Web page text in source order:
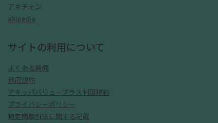
アキチャン
akipedia
サイトの利用について
よくある質問
利用規約
アキッパバリュープラス利用規約
プライバシーポリシー
特定商取引法に関する記載